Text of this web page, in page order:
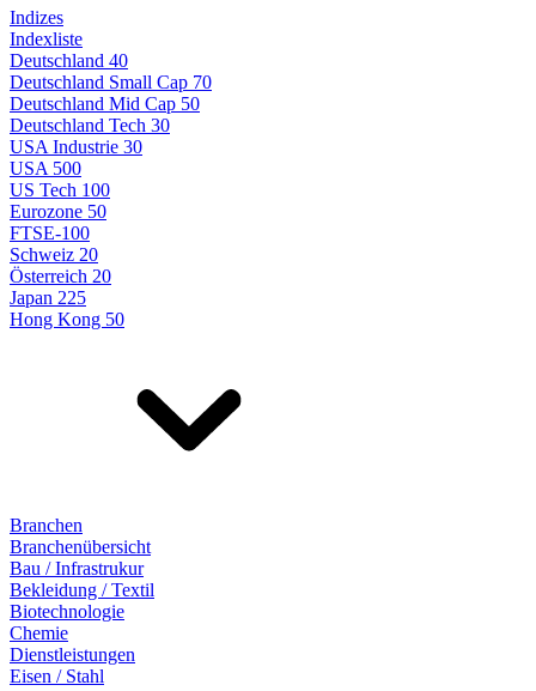
Indizes
Indexliste
Deutschland 40
Deutschland Small Cap 70
Deutschland Mid Cap 50
Deutschland Tech 30
USA Industrie 30
USA 500
US Tech 100
Eurozone 50
FTSE-100
Schweiz 20
Österreich 20
Japan 225
Hong Kong 50
Branchen
Branchenübersicht
Bau / Infrastrukur
Bekleidung / Textil
Biotechnologie
Chemie
Dienstleistungen
Eisen / Stahl